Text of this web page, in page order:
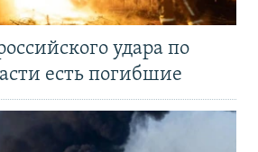
удара по
есть погибшие